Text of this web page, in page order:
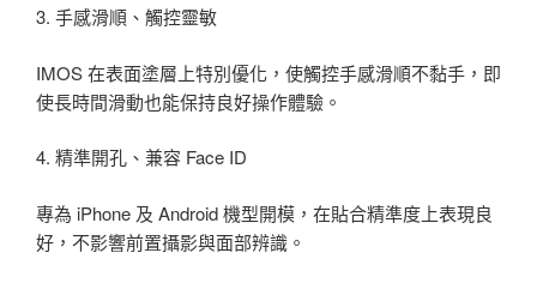
3. 手感滑順、觸控靈敏
IMOS 在表面塗層上特別優化，使觸控手感滑順不黏手，即
使長時間滑動也能保持良好操作體驗。
4. 精準開孔、兼容 Face ID
專為 iPhone 及 Android 機型開模，在貼合精準度上表現良
好，不影響前置攝影與面部辨識。